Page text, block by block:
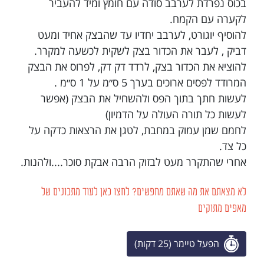
בכוס נפרדת לערבב סודה עם חומץ ומיד להעביר
לקערה עם הקמח.
להוסיף יוגורט, לערבב יחדיו עד שהבצק אחיד ומעט
דביק , לעבר את הכדור בצק לשקית לכשעה למקרר.
להוציא את הכדור בצק, לרדד דק דק, לפרוס את הבצק
המרודד לפסים ארוכים בערך 5 ס״מ על 1 ס״מ .
לעשות חתך בתוך הפס ולהשחיל את הבצק (אפשר
לעשות כל תורה העולה על הדמיון)
לחמם שמן עמוק במחבת, לטגן את הרצאות כדקה על
כל צד.
אחרי שהתקרר מעט לבזוק הרבה אבקת סוכר....ולהנות.
לא מצאתם את מה שאתם מחפשים? לחצו כאן לעוד מתכונים של
מאפים מתוקים
הפעל טיימר (25 דקות)